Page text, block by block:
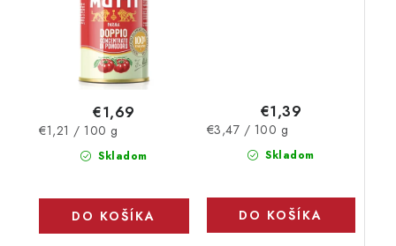
Skladom
€1,69
Jednotková
€1,21 / 100 g
DO KOŠÍKA
Skladom
€1,39
Jednotková
€3,47 / 100 g
DO KOŠÍKA